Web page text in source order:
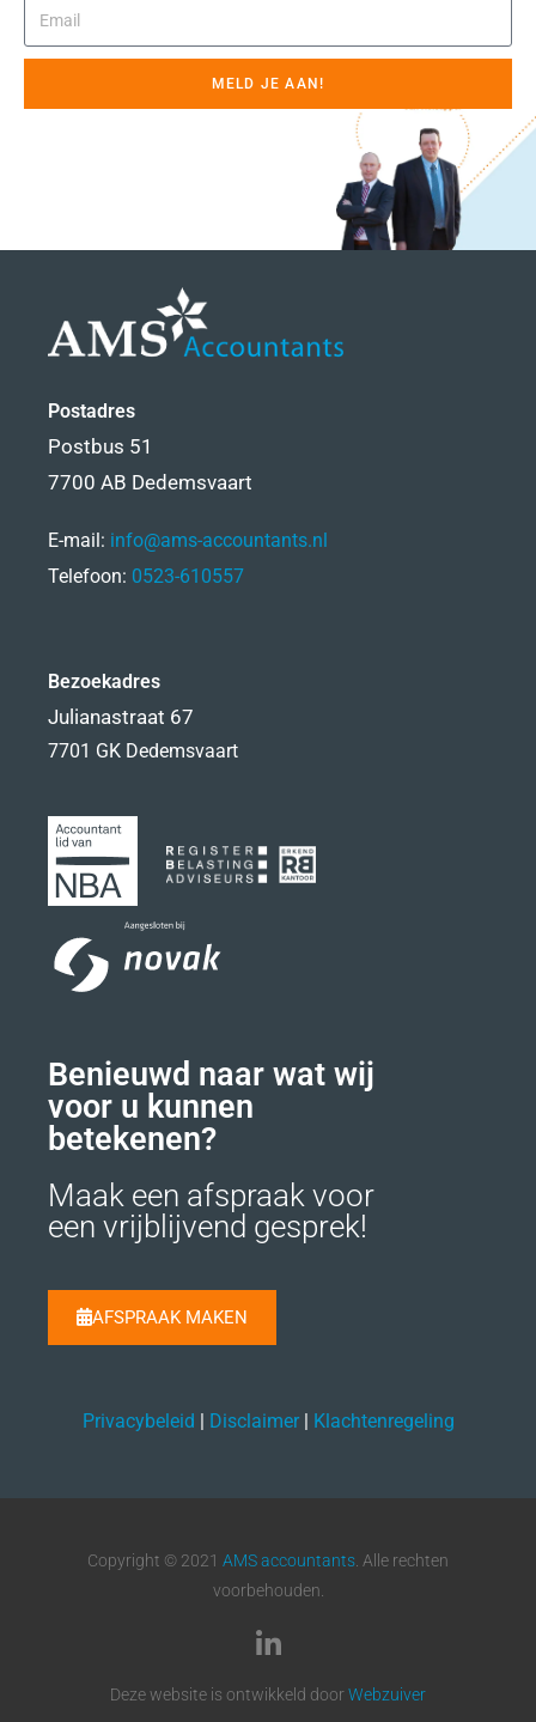
MELD JE AAN!
Postadres
Postbus 51
7700 AB Dedemsvaart
E-mail: info@ams-accountants.nl
Telefoon: 0523-610557
Bezoekadres
Julianastraat 67
7701 GK Dedemsvaart
Benieuwd naar wat wij
voor u kunnen
betekenen?
Maak een afspraak voor
een vrijblijvend gesprek!
AFSPRAAK MAKEN
Privacybeleid | Disclaimer| Klachtenregeling
Copyright © 2021 AMS accountants . Alle rechten
voorbehouden.
Deze website is ontwikkeld doorWebzuiver